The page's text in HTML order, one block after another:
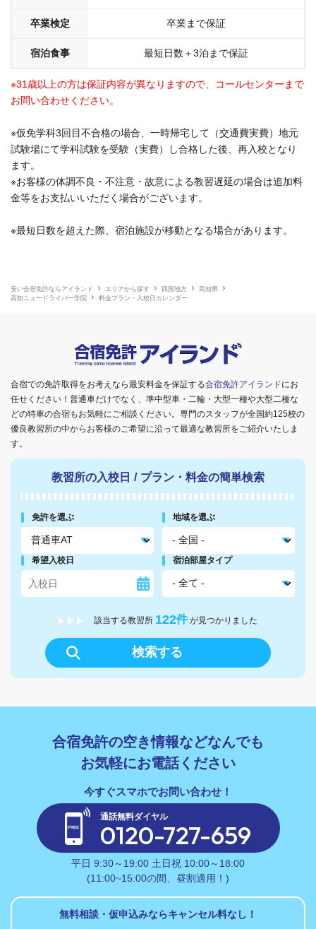
卒業検定 卒業まで保証
宿泊食事 最短日数＋3泊まで保証
※31歳以上の方は保証内容が異なりますので、コールセンターまで
お問い合わせください。
※仮免学科3回目不合格の場合、一時帰宅して（交通費実費）地元
試験場にて学科試験を受験（実費）し合格した後、再入校となり
ます。
※お客様の体調不良・不注意・故意による教習遅延の場合は追加料
金等をお支払いいただく場合がございます。
※最短日数を超えた際、宿泊施設が移動となる場合があります。
安い合宿免許ならアイランド エリアから探す 四国地方
高知県
高知ニュードライバー学院
料金プラン・入校日カレンダー
合宿免許の空き情報などなんでも
お気軽にお電話ください
通話無料ダイヤル
0120-727-659
平日 9:30～19:00 土日祝 10:00～18:00
(11:00~15:00の間、昼割適用！)
無料相談・仮申込みならキャンセル料なし！
合宿での免許取得をお考えなら最安料金を保証する合宿免許アイランドにお
任せください！普通車だけでなく、準中型車・二輪・大型一種や大型二種な
どの特車の合宿もお気軽にご相談ください。専門のスタッフが全国約125校の
優良教習所の中からお客様のご希望に沿って最適な教習所をご紹介いたしま
す。
教習所の入校日 / プラン・料金の簡単検索
免許を選ぶ 地域を選ぶ
希望入校日 宿泊部屋タイプ
該当する教習所 122件 が見つかりました
検索する